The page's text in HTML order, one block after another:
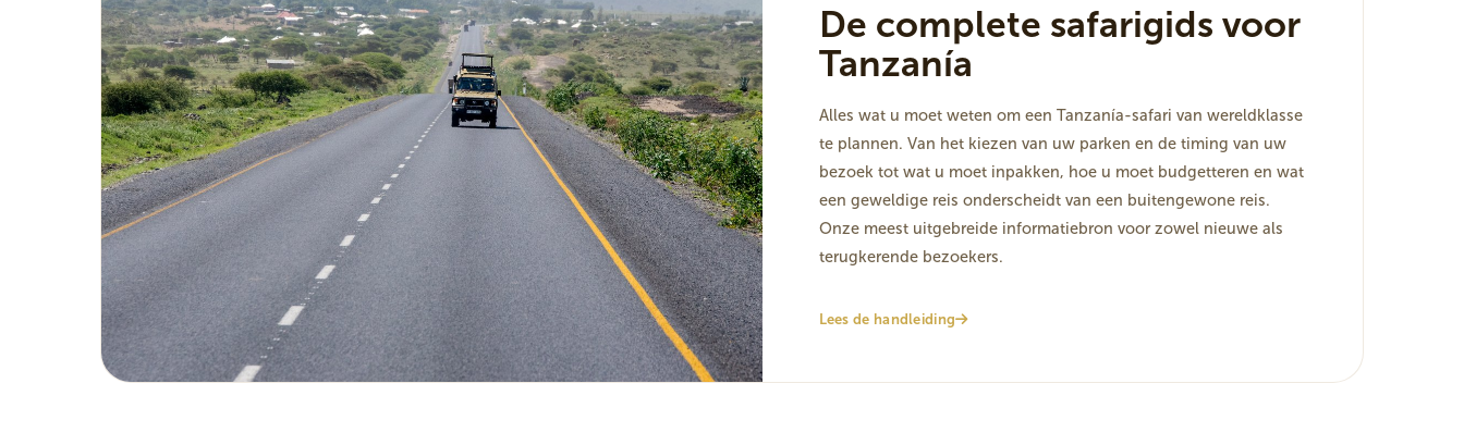
De complete safarigids voor
Tanzanía
Alles wat u moet weten om een Tanzanía-safari van wereldklasse
te plannen. Van het kiezen van uw parken en de timing van uw
bezoek tot wat u moet inpakken, hoe u moet budgetteren en wat
een geweldige reis onderscheidt van een buitengewone reis.
Onze meest uitgebreide informatiebron voor zowel nieuwe als
terugkerende bezoekers.
Lees de handleiding